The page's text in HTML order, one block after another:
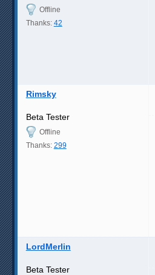
Offline
Thanks: 42
Rimsky
Beta Tester
Offline
Thanks: 299
LordMerlin
Beta Tester